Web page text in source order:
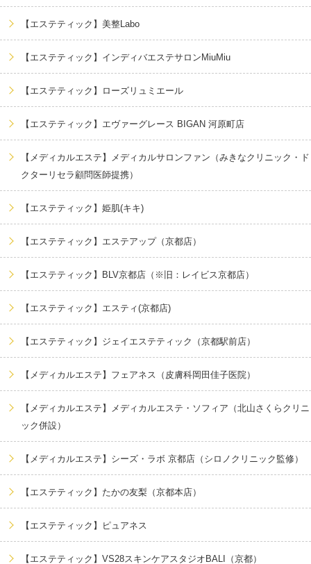
【エステティック】美整Labo
【エステティック】インディバエステサロンMiuMiu
【エステティック】ローズリュミエール
【エステティック】エヴァーグレース BIGAN 河原町店
【メディカルエステ】メディカルサロンファン（みきなクリニック・ド
クターリセラ顧問医師提携）
【エステティック】姫肌(キキ)
【エステティック】エステアップ（京都店）
【エステティック】BLV京都店（※旧：レイビス京都店）
【エステティック】エスティ(京都店)
【エステティック】ジェイエステティック（京都駅前店）
【メディカルエステ】フェアネス（皮膚科岡田佳子医院）
【メディカルエステ】メディカルエステ・ソフィア（北山さくらクリニ
ック併設）
【メディカルエステ】シーズ・ラボ 京都店（シロノクリニック監修）
【エステティック】たかの友梨（京都本店）
【エステティック】ピュアネス
【エステティック】VS28スキンケアスタジオBALI（京都）